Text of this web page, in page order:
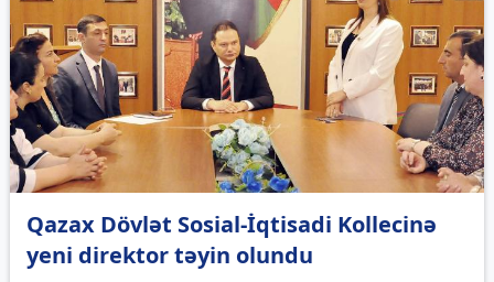
Qazax Dövlət Sosial-İqtisadi Kollecinə
yeni direktor təyin olundu